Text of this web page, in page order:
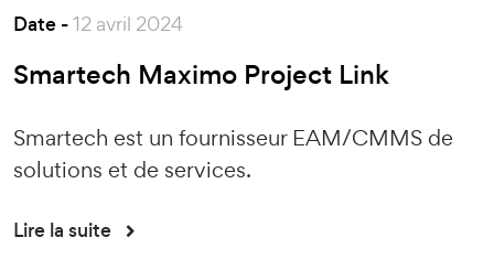
Date -12 avril 2024
Smartech Maximo Project Link
Smartech est un fournisseur EAM/CMMS de
solutions et de services.
Lire la suite